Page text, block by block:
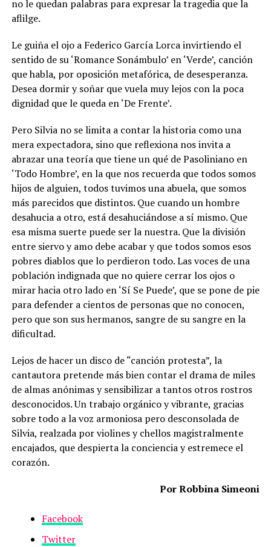
no le quedan palabras para expresar la tragedia que la
aflilge.
Le guiña el ojo a Federico García Lorca invirtiendo el
sentido de su ‘Romance Sonámbulo’ en ‘Verde’, canción
que habla, por oposición metafórica, de desesperanza.
Desea dormir y soñar que vuela muy lejos con la poca
dignidad que le queda en ‘De Frente’.
Pero Silvia no se limita a contar la historia como una
mera expectadora, sino que reflexiona nos invita a
abrazar una teoría que tiene un qué de Pasoliniano en
‘Todo Hombre’, en la que nos recuerda que todos somos
hijos de alguien, todos tuvimos una abuela, que somos
más parecidos que distintos. Que cuando un hombre
desahucia a otro, está desahuciándose a sí mismo. Que
esa misma suerte puede ser la nuestra. Que la división
entre siervo y amo debe acabar y que todos somos esos
pobres diablos que lo perdieron todo. Las voces de una
población indignada que no quiere cerrar los ojos o
mirar hacia otro lado en ‘Sí Se Puede’, que se pone de pie
para defender a cientos de personas que no conocen,
pero que son sus hermanos, sangre de su sangre en la
dificultad.
Lejos de hacer un disco de “canción protesta”, la
cantautora pretende más bien contar el drama de miles
de almas anónimas y sensibilizar a tantos otros rostros
desconocidos. Un trabajo orgánico y vibrante, gracias
sobre todo a la voz armoniosa pero desconsolada de
Silvia, realzada por violines y chellos magistralmente
encajados, que despierta la conciencia y estremece el
corazón.
Por Robbina Simeoni
Facebook
Twitter